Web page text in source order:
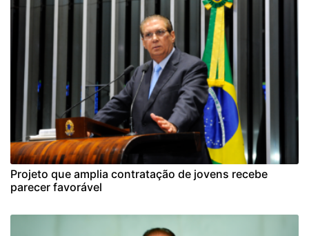
Projeto que amplia contratação de jovens recebe
parecer favorável